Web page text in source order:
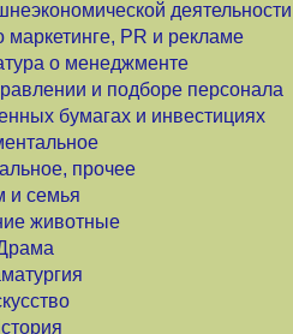
деятельности
маркетинге, PR и рекламе
о менеджменте
и подборе персонала
бумагах и инвестициях
прочее
и семья
животные